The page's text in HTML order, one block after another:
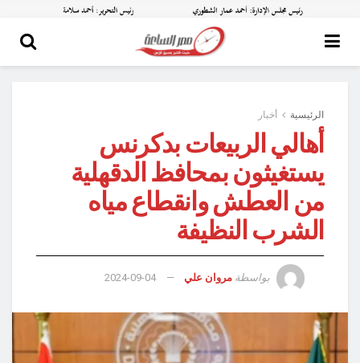
الرئيسية أخبار
أهالي الربيعات بدكرنس
يستغيثون بمحافظ الدقهلية
من العطش وانقطاع مياه
الشرب النظيفة
بواسطة مروان علي 2024-09-04